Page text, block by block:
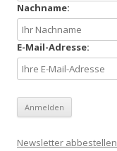
Nachname:
E-Mail-Adresse:
Newsletter abbestellen